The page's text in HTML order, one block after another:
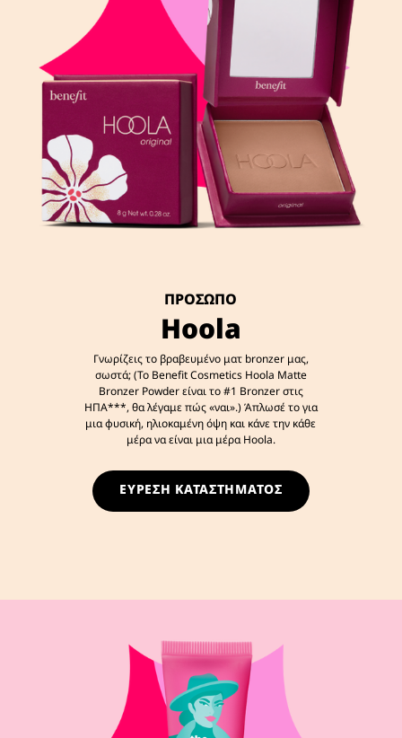
ΠΡΟΣΩΠΟ
Hoola
Γνωρίζεις το βραβευμένο ματ bronzer μας,
σωστά; (Το Benefit Cosmetics Hoola Matte
Bronzer Powder είναι το #1 Bronzer στις
ΗΠΑ***, θα λέγαμε πώς «ναι».) Άπλωσέ το για
μια φυσική, ηλιοκαμένη όψη και κάνε την κάθε
μέρα να είναι μια μέρα Hoola.
ΕΥΡΕΣΗ ΚΑΤΑΣΤΗΜΑΤΟΣ